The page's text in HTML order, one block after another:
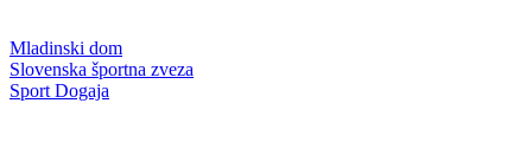
Mladinski dom
Slovenska športna zveza
Sport Dogaja